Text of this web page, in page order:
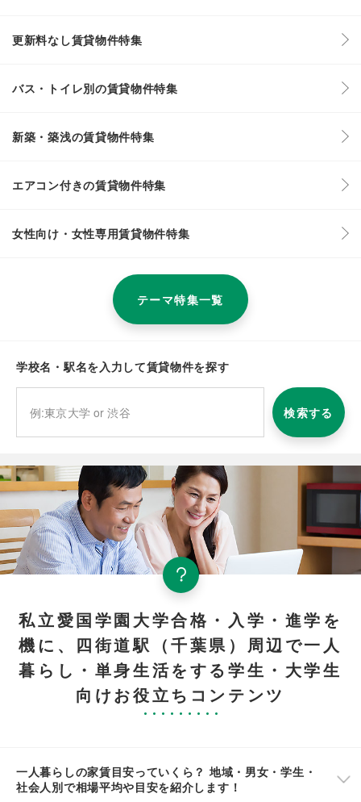
更新料なし賃貸物件特集
バス・トイレ別の賃貸物件特集
新築・築浅の賃貸物件特集
エアコン付きの賃貸物件特集
女性向け・女性専用賃貸物件特集
テーマ特集一覧
学校名・駅名を入力して賃貸物件を探す
検索する
私立愛国学園大学合格・入学・進学を
機に、四街道駅（千葉県）周辺で一人
暮らし・単身生活をする学生・大学生
向けお役立ちコンテンツ
一人暮らしの家賃目安っていくら？ 地域・男女・学生・
社会人別で相場平均や目安を紹介します！